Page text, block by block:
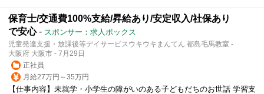
保育士/交通費100%支給/昇給あり/安定収入/社保あり
で安心- スポンサー：求人ボックス
児童発達支援・放課後等デイサービスウキウキまんてん 都島毛馬教室 -
大阪府 大阪市 - 7月29日
正社員
月給27万円～35万円
【仕事内容】未就学・小学生の障がいのある子どもだちのお世話 学習支